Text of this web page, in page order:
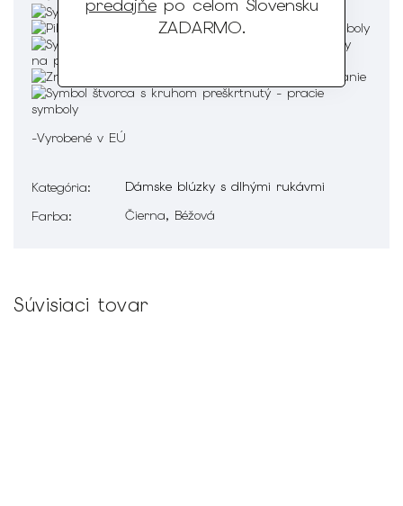
predajňepo celom Slovensku
ZADARMO.
-Vyrobené v EÚ
Kategória:
Dámske blúzky s dlhými rukávmi
Farba: Čierna, Béžová
Súvisiaci tovar